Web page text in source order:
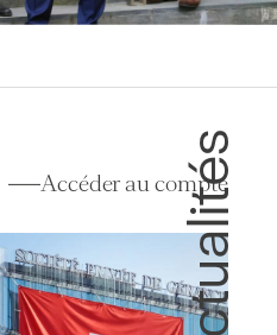
Accéder au compte
🇨🇭 Célébrons la Suisse !
En ce 1er août, la...
76 6 Actualités